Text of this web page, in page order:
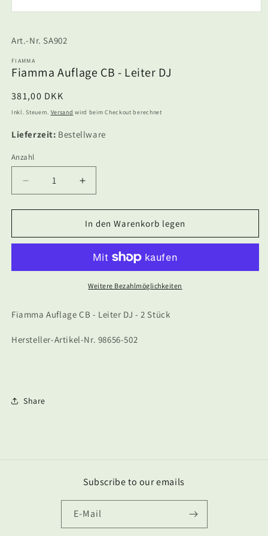
Modal
SKU:
SA902
FIAMMA
Fiamma Auflage CB - Leiter DJ
Normaler
Preis
381,00 DKK
Inkl. Steuern. Versand wird beim Checkout berechnet
Lieferzeit: Bestellware
Anzahl
Anzahl
Verringere
die
Menge
Fiamma
-
Erhöhe
die
Menge
für
Fiamma
CB
-
Leiter
In den Warenkorb legen
Weitere Bezahlmöglichkeiten
Fiamma Auflage CB - Leiter DJ - 2 Stück
Hersteller-Artikel-Nr. 98656-502
Share
Subscribe to our emails
E-Mail